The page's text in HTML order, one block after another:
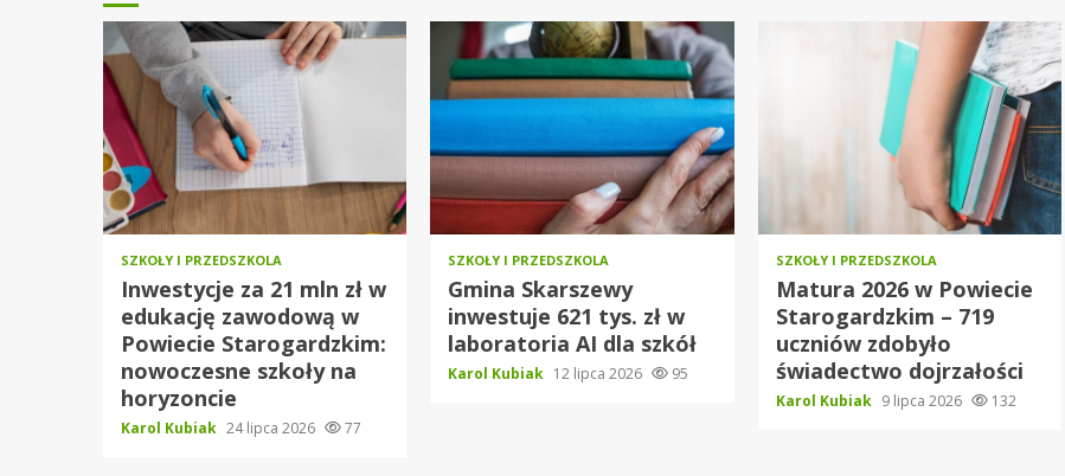
SZKOŁY I PRZEDSZKOLA
Inwestycje za 21 mln zł w
edukację zawodową w
Powiecie Starogardzkim:
nowoczesne szkoły na
horyzoncie
Karol Kubiak 24 lipca 2026 77
SZKOŁY I PRZEDSZKOLA
Gmina Skarszewy
inwestuje 621 tys. zł w
laboratoria AI dla szkół
Karol Kubiak 12 lipca 2026 95
SZKOŁY I PRZEDSZKOLA
Matura 2026 w Powiecie
Starogardzkim – 719
uczniów zdobyło
świadectwo dojrzałości
Karol Kubiak 9 lipca 2026 132